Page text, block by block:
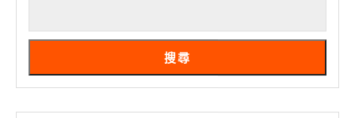
學
生
順
搜尋